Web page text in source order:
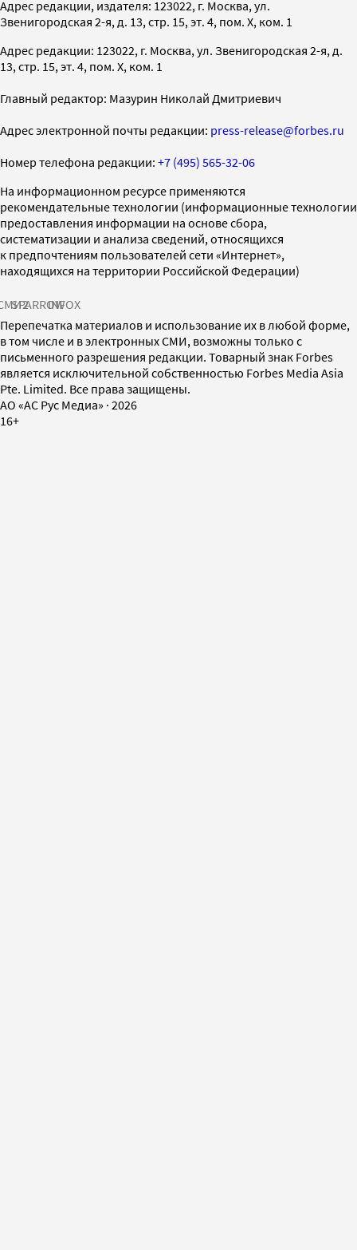
Адрес редакции, издателя: 123022, г. Москва, ул.
Звенигородская 2-я, д. 13, стр. 15, эт. 4, пом. X, ком. 1
Адрес редакции: 123022, г. Москва, ул. Звенигородская 2-я, д.
13, стр. 15, эт. 4, пом. X, ком. 1
Главный редактор: Мазурин Николай Дмитриевич
Адрес электронной почты редакции: press-release@forbes.ru
Номер телефона редакции: +7 (495) 565-32-06
На информационном ресурсе применяются
рекомендательные технологии (информационные технологии
предоставления информации на основе сбора,
систематизации и анализа сведений, относящихся
к предпочтениям пользователей сети «Интернет»,
находящихся на территории Российской Федерации)
SPARROWINFOX
Перепечатка материалов и использование их в любой форме,
в том числе и в электронных СМИ, возможны только с
письменного разрешения редакции. Товарный знак Forbes
является исключительной собственностью Forbes Media Asia
Pte. Limited. Все права защищены.
AO «АС Рус Медиа» · 2026
16+